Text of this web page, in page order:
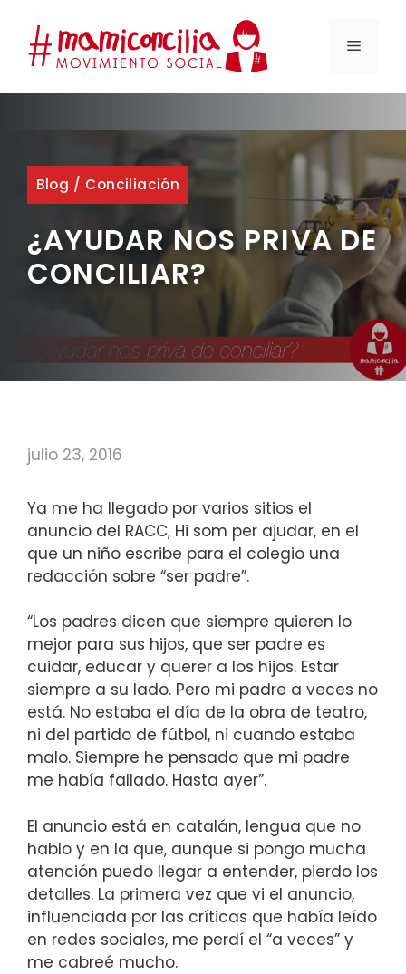
contenido
MENÚ
Blog / Conciliación
¿AYUDAR NOS PRIVA DE
CONCILIAR?
julio 23, 2016
Ya me ha llegado por varios sitios el
anuncio del RACC, Hi som per ajudar, en el
que un niño escribe para el colegio una
redacción sobre “ser padre”.
“Los padres dicen que siempre quieren lo
mejor para sus hijos, que ser padre es
cuidar, educar y querer a los hijos. Estar
siempre a su lado. Pero mi padre a veces no
está. No estaba el día de la obra de teatro,
ni del partido de fútbol, ni cuando estaba
malo. Siempre he pensado que mi padre
me había fallado. Hasta ayer”.
El anuncio está en catalán, lengua que no
hablo y en la que, aunque si pongo mucha
atención puedo llegar a entender, pierdo los
detalles. La primera vez que vi el anuncio,
influenciada por las críticas que había leído
en redes sociales, me perdí el “a veces” y
me cabreé mucho.